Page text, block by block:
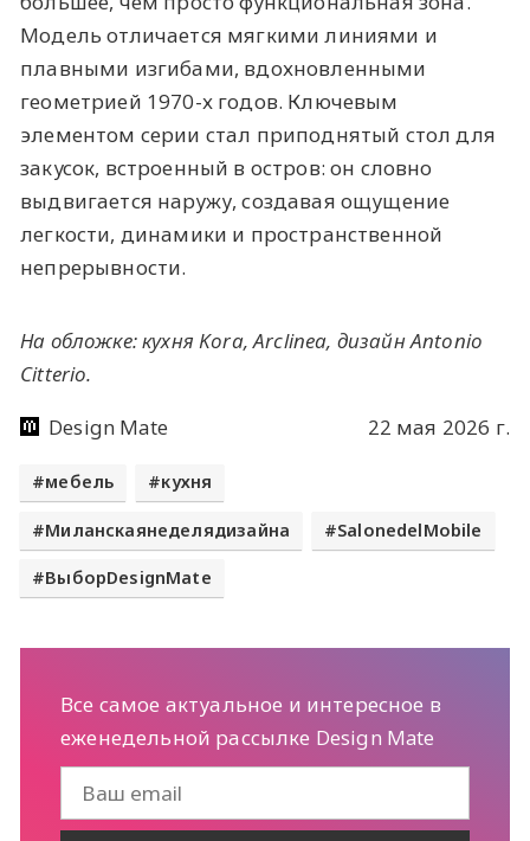
Модель отличается мягкими линиями и
плавными изгибами, вдохновленными
геометрией 1970-х годов. Ключевым
элементом серии стал приподнятый стол для
закусок, встроенный в остров: он словно
выдвигается наружу, создавая ощущение
легкости, динамики и пространственной
непрерывности.
На обложке: кухня Kora, Arclinea, дизайн Antonio
Citterio.
Design Mate
22 мая 2026 г.
мебель кухня
Миланскаянеделядизайна SalonedelMobile
ВыборDesignMate
Все самое актуальное и интересное в
еженедельной рассылке Design Mate